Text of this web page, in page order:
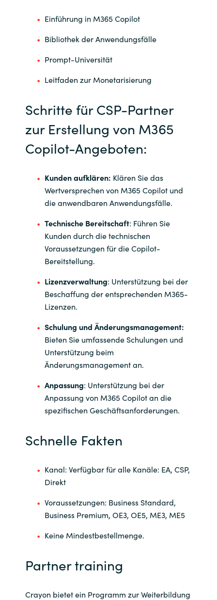
Einführung in M365 Copilot
Bibliothek der Anwendungsfälle
Prompt-Universität
Leitfaden zur Monetarisierung
Schritte für CSP-Partner
zur Erstellung von M365
Copilot-Angeboten:
Kunden aufklären: Klären Sie das
Wertversprechen von M365 Copilot und
die anwendbaren Anwendungsfälle.
Technische Bereitschaft: Führen Sie
Kunden durch die technischen
Voraussetzungen für die Copilot-
Bereitstellung.
Lizenzverwaltung: Unterstützung bei der
Beschaffung der entsprechenden M365-
Lizenzen.
Schulung und Änderungsmanagement:
Bieten Sie umfassende Schulungen und
Unterstützung beim
Änderungsmanagement an.
Anpassung: Unterstützung bei der
Anpassung von M365 Copilot an die
spezifischen Geschäftsanforderungen.
Schnelle Fakten
Kanal: Verfügbar für alle Kanäle: EA, CSP,
Direkt
Voraussetzungen: Business Standard,
Business Premium, OE3, OE5, ME3, ME5
Keine Mindestbestellmenge.
Partner training
Crayon bietet ein Programm zur Weiterbildung